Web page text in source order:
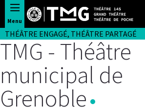
Panneau de gestion des cookies
Menu
THÉÂTRE ENGAGÉ, THÉÂTRE PARTAGÉ
TMG - Théâtre
municipal de
Grenoble